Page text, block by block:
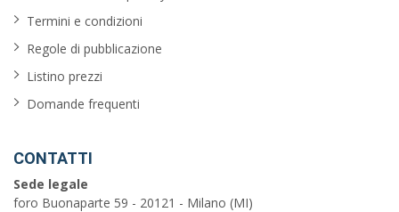
Termini e condizioni
Regole di pubblicazione
Listino prezzi
Domande frequenti
CONTATTI
Sede legale
foro Buonaparte 59 - 20121 - Milano (MI)